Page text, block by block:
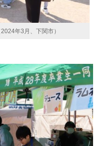
年3月、下関市）